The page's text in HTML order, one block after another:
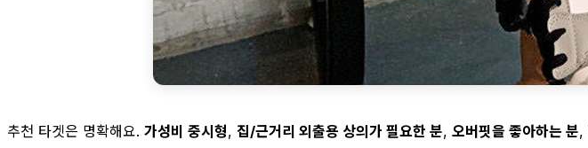
추천 타겟은 명확해요. 가성비 중시형, 집/근거리 외출용 상의가 필요한 분, 오버핏을 좋아하는 분,